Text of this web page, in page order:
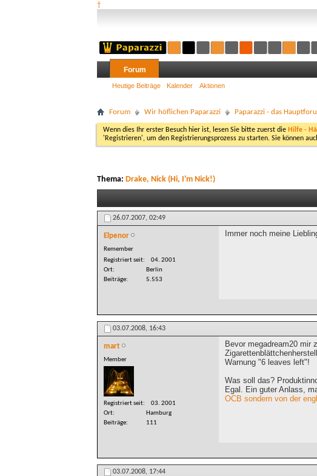
†
Forum
Heutige Beiträge Kalender Aktionen
Forum Wir höflichen Paparazzi Paparazzi - das
Wenn dies Ihr erster Besuch hier ist, lesen Sie bitte zuerst die Hilfe -
'Registrieren', um den Registrierungsprozess zu starten. Sie können
Thema: Drake, Nick (Hi, I'm Nick!)
26.07.2007, 02:49
Elpenor
Remember
Registriert seit
04. 2001
Ort
Berlin
Beiträge
5.553
Immer noch meine
03.07.2008, 16:43
mart
Member
Registriert seit
03. 2001
Ort
Hamburg
Beiträge
111
Bevor megadream20 mir
Warnung "6 leaves left"!
Was soll das?
Egal. Ein guter Anlass,
OCB sondern von der
03.07.2008, 17:44